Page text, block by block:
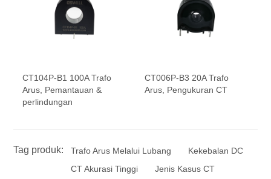
CT104P-B1 100A Trafo
Arus, Pemantauan &
perlindungan
CT006P-B3 20A Trafo
Arus, Pengukuran CT
Tag produk: Trafo Arus Melalui Lubang
Kekebalan DC
CT Akurasi Tinggi
Jenis Kasus CT